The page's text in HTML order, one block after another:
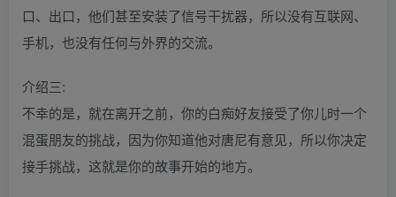
口、出口，他们甚至安装了信号干扰器，所以没有互联网、
手机，也没有任何与外界的交流。
介绍三:
不幸的是，就在离开之前，你的白痴好友接受了你儿时一个
混蛋朋友的挑战，因为你知道他对唐尼有意见，所以你决定
接手挑战，这就是你的故事开始的地方。